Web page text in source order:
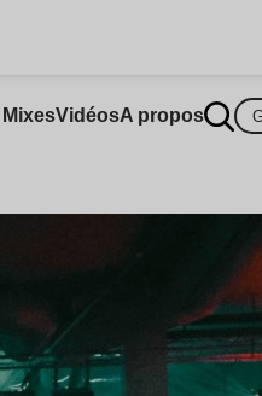
MixesVidéosA propos